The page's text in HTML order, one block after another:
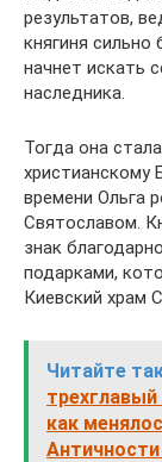
результатов,
княгиня сильно
начнет искать
наследника.
Тогда она
христианскому
времени Ольга
Святославом.
знак
подарками,
Киевский храм
Читайте
как